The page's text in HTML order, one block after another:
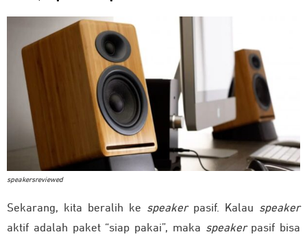
speakersreviewed
Sekarang, kita beralih ke speakerpasif. Kalau speaker
aktif adalah paket “siap pakai”, maka speakerpasif bisa